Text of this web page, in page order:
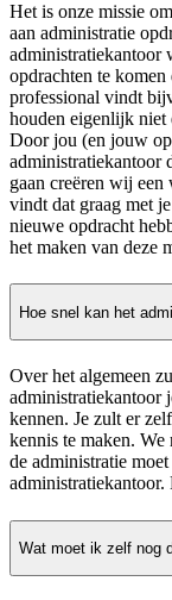
Het is onze missie
aan administratie
administratiekantoor
opdrachten te
professional vindt
houden eigenlijk niet
Door jou (en jouw
administratiekantoor
gaan creëren wij
vindt dat graag met
nieuwe opdracht
het maken van deze
Hoe snel kan het
Over het algemeen
administratiekantoor
kennen. Je zult er
kennis te maken.
de administratie
Wat moet ik zelf nog